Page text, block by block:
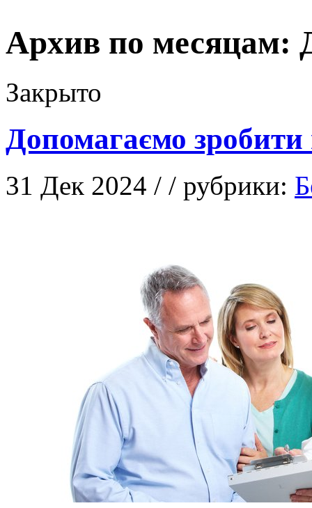
Архив по месяцам:
Закрыто
Допомагаємо
31 Дек 2024 / / рубрики: